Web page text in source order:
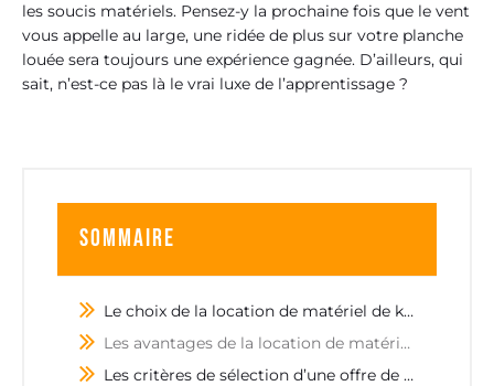
les soucis matériels. Pensez-y la prochaine fois que le vent
vous appelle au large, une ridée de plus sur votre planche
louée sera toujours une expérience gagnée. D’ailleurs, qui
sait, n’est-ce pas là le vrai luxe de l’apprentissage ?
Sommaire
Le choix de la location de matériel de kitesurf pour les débutants
Les avantages de la location de matériel pour les novices
Les critères de sélection d’une offre de location adaptée aux débutants